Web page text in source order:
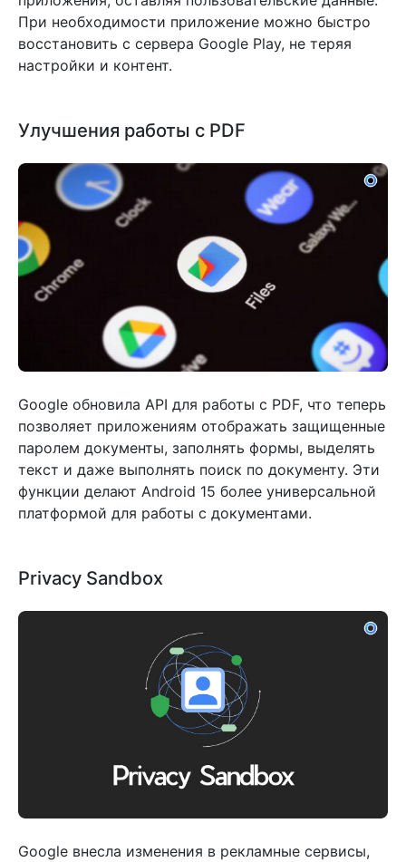
При необходимости приложение можно быстро
восстановить с сервера Google Play, не теряя
настройки и контент.
Улучшения работы с PDF
Google обновила API для работы с PDF, что теперь
позволяет приложениям отображать защищенные
паролем документы, заполнять формы, выделять
текст и даже выполнять поиск по документу. Эти
функции делают Android 15 более универсальной
платформой для работы с документами.
Privacy Sandbox
Google внесла изменения в рекламные сервисы,